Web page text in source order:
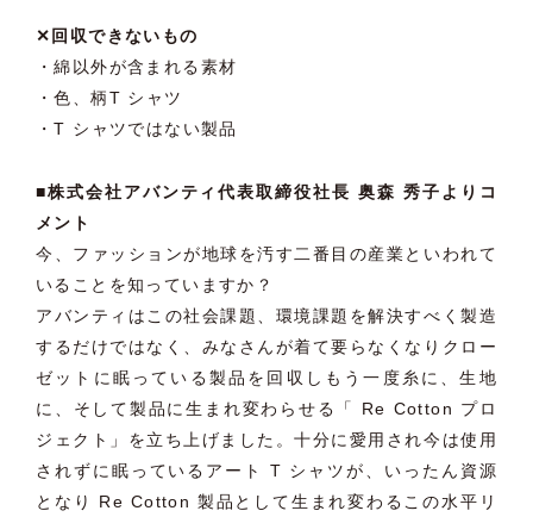
✕回収できないもの
・綿以外が含まれる素材
・色、柄T シャツ
・T シャツではない製品
■株式会社アバンティ代表取締役社長 奥森 秀子よりコ
メント
今、ファッションが地球を汚す二番目の産業といわれて
いることを知っていますか？
アバンティはこの社会課題、環境課題を解決すべく製造
するだけではなく、みなさんが着て要らなくなりクロー
ゼットに眠っている製品を回収しもう一度糸に、生地
に、そして製品に生まれ変わらせる「 Re Cotton プロ
ジェクト」を立ち上げました。十分に愛用され今は使用
されずに眠っているアート T シャツが、いったん資源
となり Re Cotton 製品として生まれ変わるこの水平リ